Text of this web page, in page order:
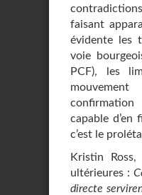
faisant
évidente les
voie
PCF), les
confirmation
capable d’en
c’est le
Kristin
ultérieures :
directe